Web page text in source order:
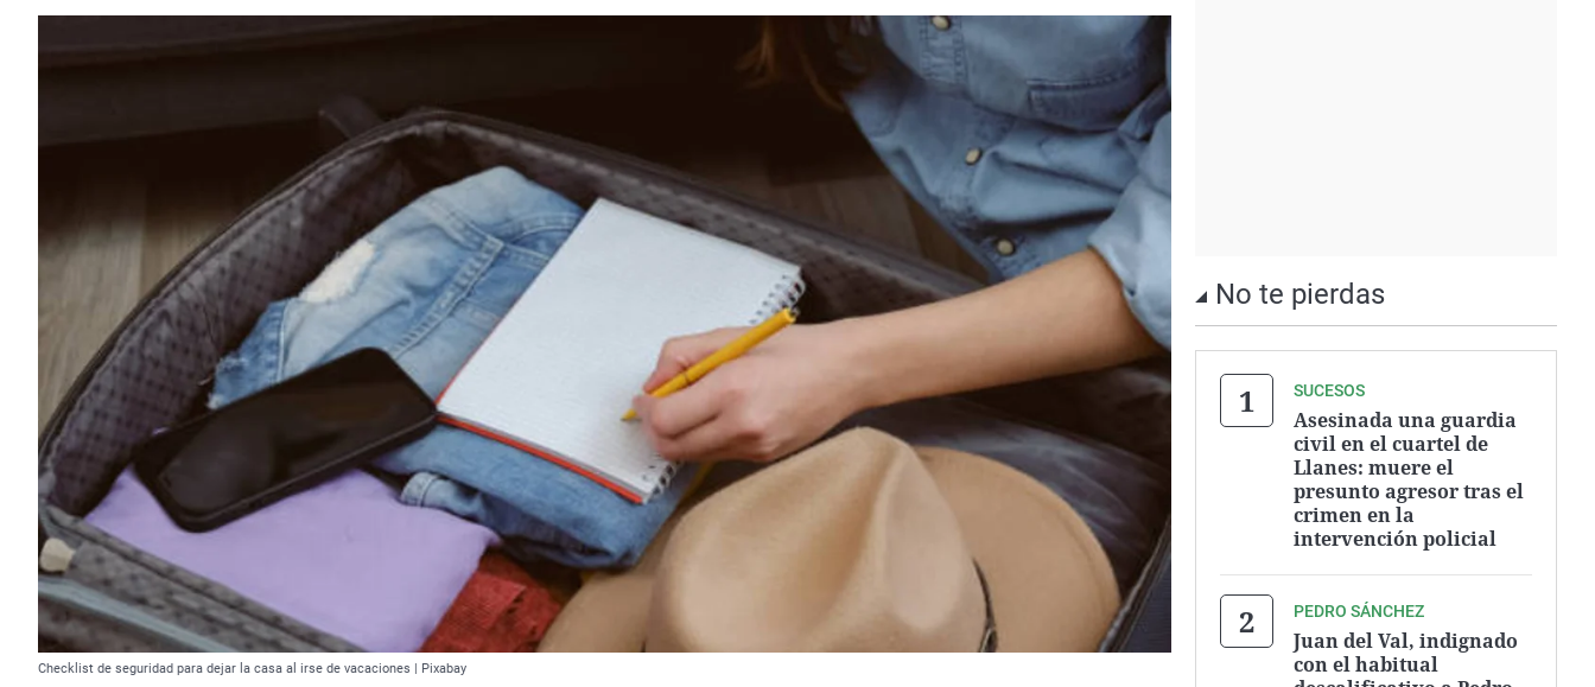
Checklist de seguridad para dejar la casa al irse de vacaciones | Pixabay
No te pierdas
SUCESOS
Asesinada una guardia
civil en el cuartel de
Llanes: muere el
presunto agresor tras el
crimen en la
intervención policial
PEDRO SÁNCHEZ
Juan del Val, indignado
con el habitual